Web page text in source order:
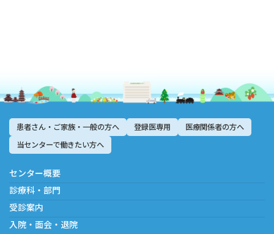
患者さん・ご家族・一般の方へ 登録医専用
医療関係者の方へ
当センターで働きたい方へ
センター概要
診療科・部門
受診案内
入院・面会・退院